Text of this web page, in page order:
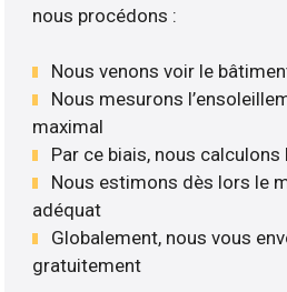
nous procédons :
Nous venons voir le
Nous mesurons
maximal
Par ce biais, nous calculons
Nous estimons dès lors le
adéquat
Globalement, nous vous
gratuitement